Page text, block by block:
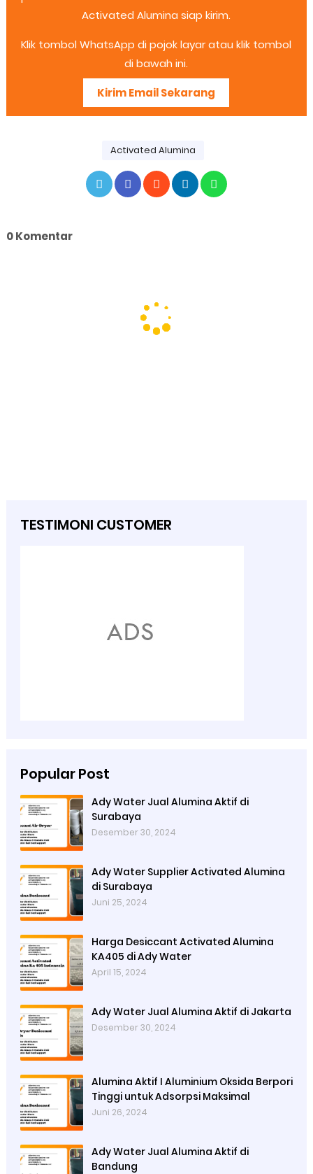
Activated Alumina siap kirim.
Klik tombol WhatsApp di pojok layar atau klik tombol
di bawah ini.
Kirim Email Sekarang
Activated Alumina
0 Komentar
TESTIMONI CUSTOMER
Popular Post
Ady Water Jual Alumina Aktif di
Surabaya
Desember 30, 2024
Ady Water Supplier Activated Alumina
di Surabaya
Juni 25, 2024
Harga Desiccant Activated Alumina
KA405 di Ady Water
April 15, 2024
Ady Water Jual Alumina Aktif di Jakarta
Desember 30, 2024
Alumina Aktif I Aluminium Oksida Berpori
Tinggi untuk Adsorpsi Maksimal
Juni 26, 2024
Ady Water Jual Alumina Aktif di
Bandung